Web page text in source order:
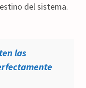
del sistema.
las